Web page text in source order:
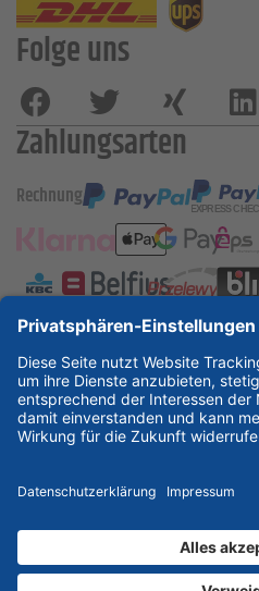
Folge uns
Zahlungsarten
Rechnung
ESSKA International
new new